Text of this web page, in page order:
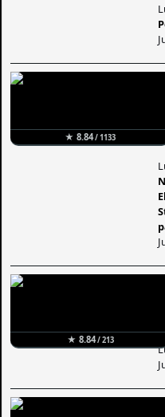
★ 8.84/ 1133
★ 8.84/ 213